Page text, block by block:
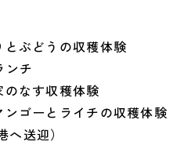
ぶどうの収穫体験
ンチ
なす収穫体験
ゴーとライチの収穫体験
送迎）